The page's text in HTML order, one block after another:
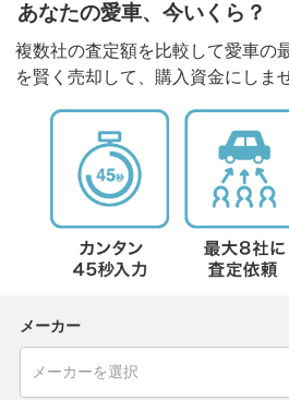
あなたの愛車、今いくら？
複数社の査定額を比較して愛車の
を賢く売却して、購入資金にしま
メーカー